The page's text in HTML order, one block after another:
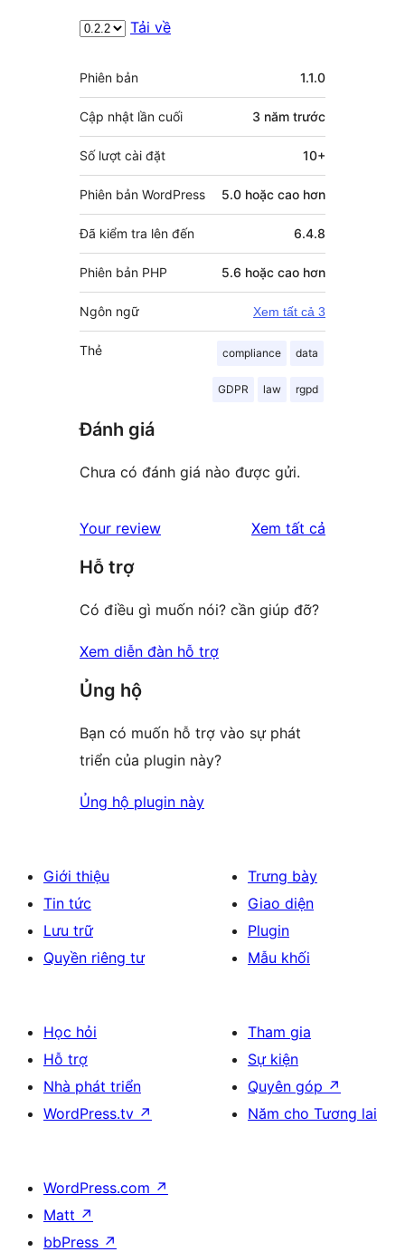
Tải về
Meta
Phiên bản 1.1.0
Cập nhật lần cuối 3 năm trước
Số lượt cài đặt 10+
Phiên bản WordPress 5.0 hoặc cao hơn
Đã kiểm tra lên đến 6.4.8
Phiên bản PHP 5.6 hoặc cao hơn
Ngôn ngữ Xem tất cả 3
Thẻ compliance data
GDPR law rgpd
Đánh giá
Chưa có đánh giá nào được gửi.
Your review Xem tất cả
Hỗ trợ
Có điều gì muốn nói? cần giúp đỡ?
Xem diễn đàn hỗ trợ
Ủng hộ
Bạn có muốn hỗ trợ vào sự phát
triển của plugin này?
Ủng hộ plugin này
Giới thiệu
Tin tức
Lưu trữ
Quyền riêng tư
Trưng bày
Giao diện
Plugin
Mẫu khối
Học hỏi
Hỗ trợ
Nhà phát triển
WordPress.tv ↗
Tham gia
Sự kiện
Quyên góp ↗
Năm cho Tương lai
WordPress.com ↗
Matt ↗
bbPress ↗